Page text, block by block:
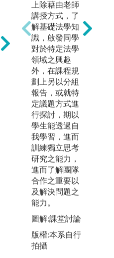
【實例研習課
程】憲法實例
研習、行政法
實例研習、犯
罪學與修復式
司法、刑法實
例研習、刑事
訴訟法實例研
習、身分法實
例研習、民事
法實例研習
(一)(二)、民事
程序法實例研
習、財產法實
例研習、財經
法實例研習
(一)(二)、商事
法實例研習、
勞動社會法實
例研習、勞動
法實例研習、
民事法律實
務、強制執行
上除藉由老師
講授方式，了
解基礎法學知
識，啟發同學
對於特定法學
領域之興趣
外，在課程規
劃上另以分組
報告，或就特
定議題方式進
行探討，期以
學生能透過自
我學習，進而
訓練獨立思考
研究之能力，
進而了解團隊
合作之重要以
及解決問題之
能力。
圖解:課堂討論
版權:本系自行
拍攝